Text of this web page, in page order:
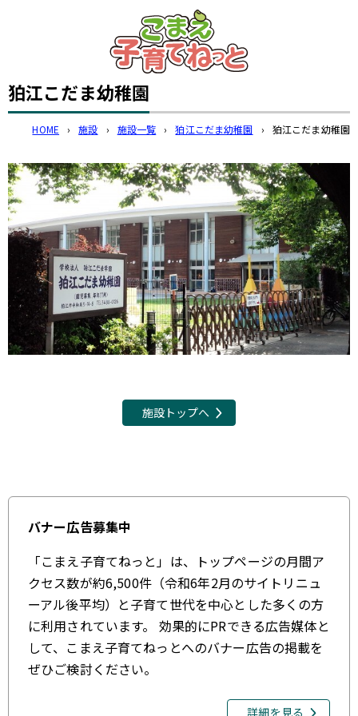
このページの本文へ
狛江こだま幼稚園
HOME › 施設 › 施設一覧 › 狛江こだま幼稚園 › 狛江こだま幼稚園
施設トップへ
バナー広告募集中
「こまえ子育てねっと」は、トップページの月間ア
クセス数が約6,500件（令和6年2月のサイトリニュ
ーアル後平均）と子育て世代を中心とした多くの方
に利用されています。 効果的にPRできる広告媒体と
して、こまえ子育てねっとへのバナー広告の掲載を
ぜひご検討ください。
詳細を見る